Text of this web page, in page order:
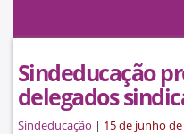
Sindeducação
delegados
Sindeducação | 15 de junho de